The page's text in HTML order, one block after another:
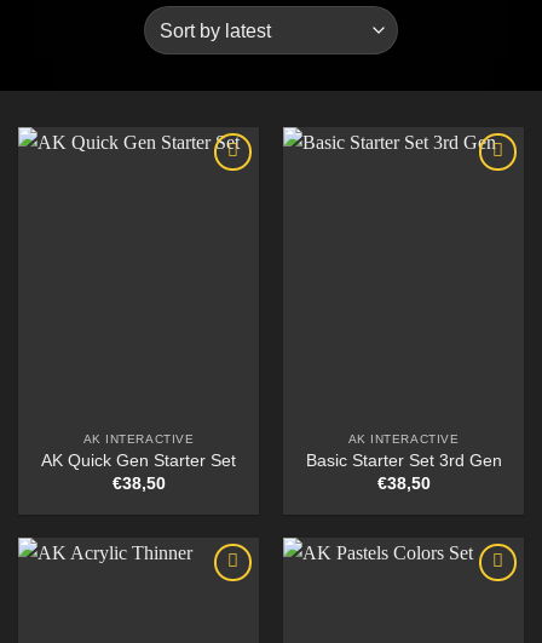
AK INTERACTIVE
AK Quick Gen Starter Set
€38,50
AK INTERACTIVE
Basic Starter Set 3rd Gen
€38,50